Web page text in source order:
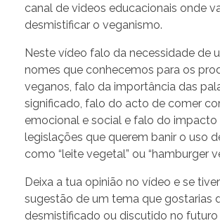
canal de videos educacionais onde
desmistificar o veganismo.
Neste vídeo falo da necessidade de
nomes que conhecemos para os
veganos, falo da importância das
significado, falo do acto de comer
emocional e social e falo do impacto
legislações que querem banir o uso
como “leite vegetal” ou “hamburger
Deixa a tua opinião no vídeo e se
sugestão de um tema que gostarias
desmistificado ou discutido no futuro